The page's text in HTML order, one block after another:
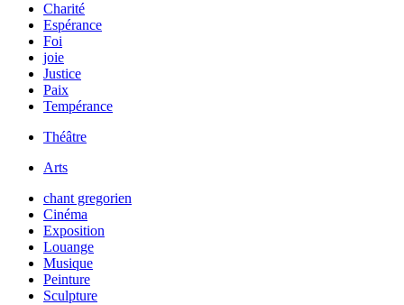
Charité
Espérance
Foi
joie
Justice
Paix
Tempérance
Théâtre
Arts
chant gregorien
Cinéma
Exposition
Louange
Musique
Peinture
Sculpture